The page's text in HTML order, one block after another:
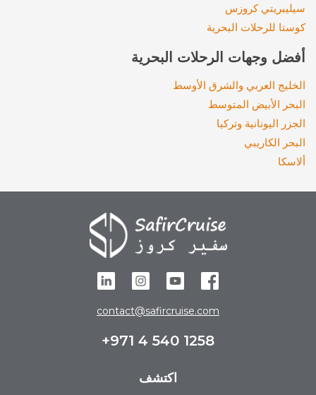
سيليبريتي كروزس
كوستا للرحلات البحرية
أفضل وجهات الرحلات البحرية
الخليج العربي والشرق الأوسط
البحر الأبيض المتوسط
الجزر اليونانية وتركيا
البحر الكاريبي
ألاسكا
contact@safircruise.com
+971 4 540 1258
اكتشف